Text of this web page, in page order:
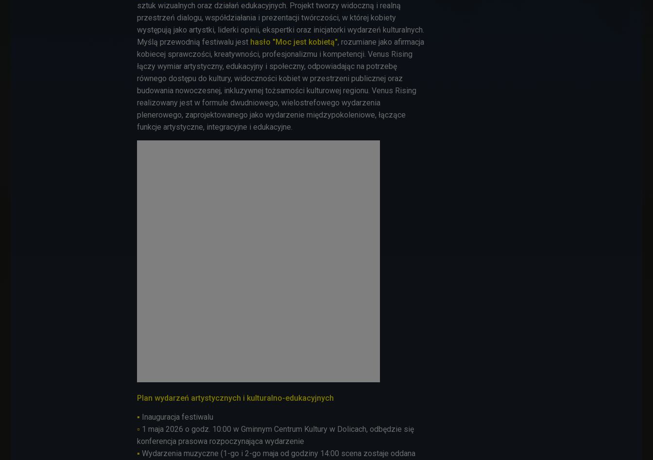
sztuk wizualnych oraz działań edukacyjnych. Projekt tworzy widoczną i realną
przestrzeń dialogu, współdziałania i prezentacji twórczości, w której kobiety
występują jako artystki, liderki opinii, ekspertki oraz inicjatorki wydarzeń kulturalnych.
Myślą przewodnią festiwalu jest hasło "Moc jest kobietą", rozumiane jako afirmacja
kobiecej sprawczości, kreatywności, profesjonalizmu i kompetencji. Venus Rising
łączy wymiar artystyczny, edukacyjny i społeczny, odpowiadając na potrzebę
równego dostępu do kultury, widoczności kobiet w przestrzeni publicznej oraz
budowania nowoczesnej, inkluzywnej tożsamości kulturowej regionu. Venus Rising
realizowany jest w formule dwudniowego, wielostrefowego wydarzenia
plenerowego, zaprojektowanego jako wydarzenie międzypokoleniowe, łączące
funkcje artystyczne, integracyjne i edukacyjne.
Plan wydarzeń artystycznych i kulturalno-edukacyjnych
▪ Inauguracja festiwalu
▫ 1 maja 2026 o godz. 10:00 w Gminnym Centrum Kultury w Dolicach, odbędzie się
konferencja prasowa rozpoczynająca wydarzenie
▪ Wydarzenia muzyczne (1-go i 2-go maja od godziny 14:00 scena zostaje oddana